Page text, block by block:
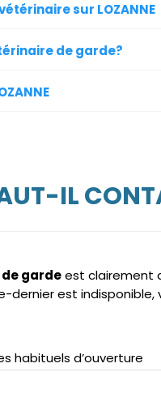
sur LOZANNE
de garde?
IL
gardeest clairement
est indisponible,
habituels d’ouverture